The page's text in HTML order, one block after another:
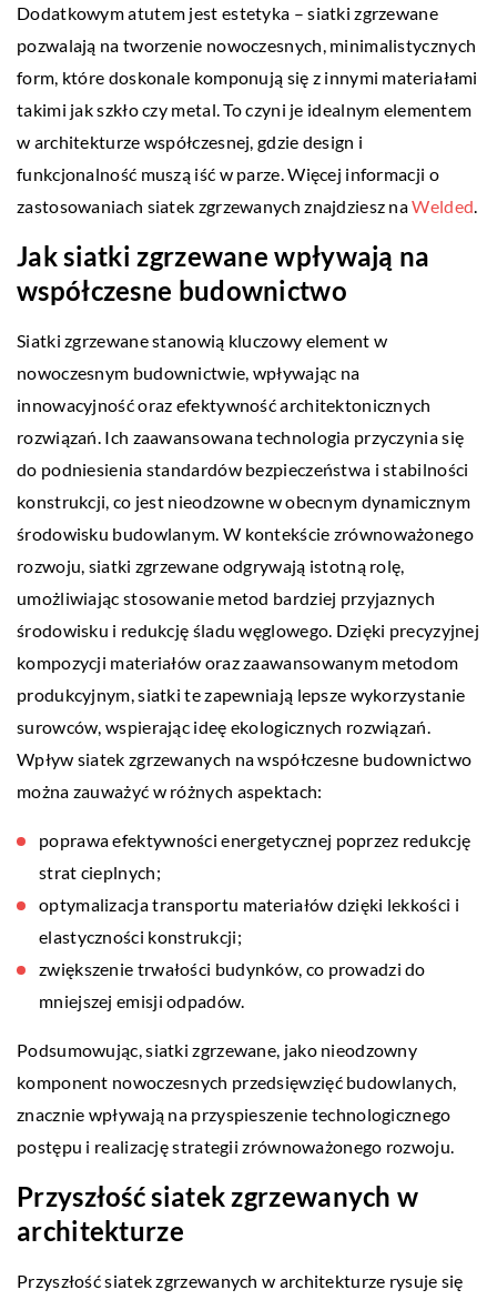
Dodatkowym atutem jest estetyka – siatki zgrzewane
pozwalają na tworzenie nowoczesnych, minimalistycznych
form, które doskonale komponują się z innymi materiałami
takimi jak szkło czy metal. To czyni je idealnym elementem
w architekturze współczesnej, gdzie design i
funkcjonalność muszą iść w parze. Więcej informacji o
zastosowaniach siatek zgrzewanych znajdziesz naWelded
Jak siatki zgrzewane wpływają na
współczesne budownictwo
Siatki zgrzewane stanowią kluczowy element w
nowoczesnym budownictwie, wpływając na
innowacyjność oraz efektywność architektonicznych
rozwiązań. Ich zaawansowana technologia przyczynia się
do podniesienia standardów bezpieczeństwa i stabilności
konstrukcji, co jest nieodzowne w obecnym dynamicznym
środowisku budowlanym. W kontekście zrównoważonego
rozwoju, siatki zgrzewane odgrywają istotną rolę,
umożliwiając stosowanie metod bardziej przyjaznych
środowisku i redukcję śladu węglowego. Dzięki precyzyjnej
kompozycji materiałów oraz zaawansowanym metodom
produkcyjnym, siatki te zapewniają lepsze wykorzystanie
surowców, wspierając ideę ekologicznych rozwiązań.
Wpływ siatek zgrzewanych na współczesne budownictwo
można zauważyć w różnych aspektach:
poprawa efektywności energetycznej poprzez redukcję
strat cieplnych;
optymalizacja transportu materiałów dzięki lekkości i
elastyczności konstrukcji;
zwiększenie trwałości budynków, co prowadzi do
mniejszej emisji odpadów.
Podsumowując, siatki zgrzewane, jako nieodzowny
komponent nowoczesnych przedsięwzięć budowlanych,
znacznie wpływają na przyspieszenie technologicznego
postępu i realizację strategii zrównoważonego rozwoju.
Przyszłość siatek zgrzewanych w
architekturze
Przyszłość siatek zgrzewanych w architekturze rysuje się